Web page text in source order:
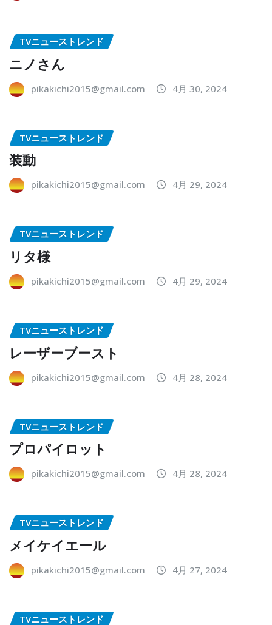
TVニューストレンド
ニノさん
pikakichi2015@gmail.com 4月 30, 2024
TVニューストレンド
装動
pikakichi2015@gmail.com 4月 29, 2024
TVニューストレンド
リタ様
pikakichi2015@gmail.com 4月 29, 2024
TVニューストレンド
レーザーブースト
pikakichi2015@gmail.com 4月 28, 2024
TVニューストレンド
プロパイロット
pikakichi2015@gmail.com 4月 28, 2024
TVニューストレンド
メイケイエール
pikakichi2015@gmail.com 4月 27, 2024
TVニューストレンド